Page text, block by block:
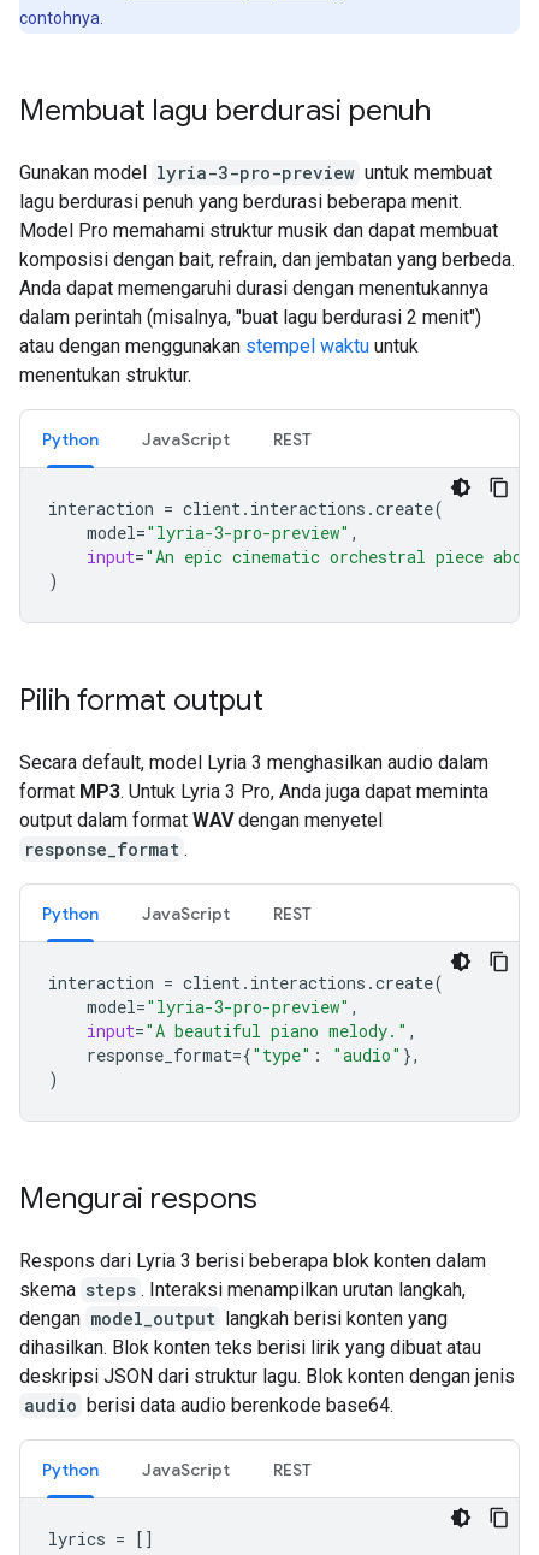
contohnya.
Membuat lagu berdurasi penuh
Gunakan model lyria-3-pro-preview untuk membuat
lagu berdurasi penuh yang berdurasi beberapa menit.
Model Pro memahami struktur musik dan dapat membuat
komposisi dengan bait, refrain, dan jembatan yang berbeda.
Anda dapat memengaruhi durasi dengan menentukannya
dalam perintah (misalnya, "buat lagu berdurasi 2 menit")
atau dengan menggunakan stempel waktu untuk
menentukan struktur.
Python JavaScript REST
interaction = client. interactions .create(
model="lyria-3-pro-preview" ,
input="An epic cinematic orchestral piece
)
Pilih format output
Secara default, model Lyria 3 menghasilkan audio dalam
format MP3. Untuk Lyria 3 Pro, Anda juga dapat meminta
output dalam format WAVdengan menyetel
response_format .
Python JavaScript REST
interaction = client. interactions .create(
model="lyria-3-pro-preview" ,
input="A beautiful piano melody." ,
response_format={"type" : "audio" },
)
Mengurai respons
Respons dari Lyria 3 berisi beberapa blok konten dalam
skema steps . Interaksi menampilkan urutan langkah,
dengan model_output langkah berisi konten yang
dihasilkan. Blok konten teks berisi lirik yang dibuat atau
deskripsi JSON dari struktur lagu. Blok konten dengan jenis
audio berisi data audio berenkode base64.
Python JavaScript REST
lyrics = []